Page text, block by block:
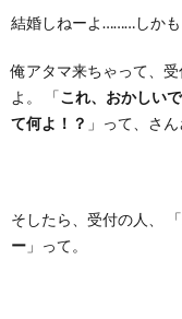
結婚しねーよ………しかも
俺アタマ来ちゃって、
よ。 「これ、おかしい
て何よ！？ 」って、さ
そしたら、受付の人、 「
ー 」って。